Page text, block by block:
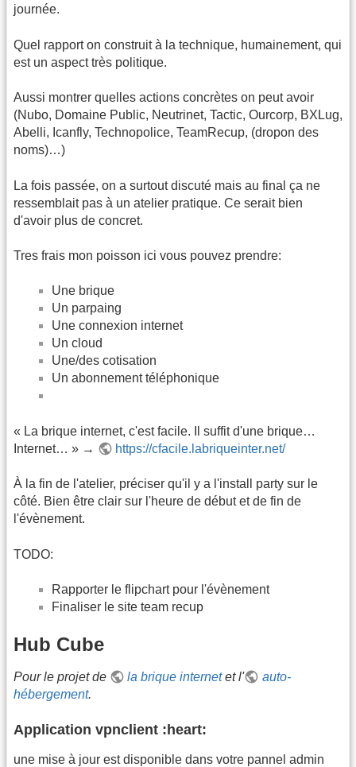
journée.
Quel rapport on construit à la technique, humainement, qui
est un aspect très politique.
Aussi montrer quelles actions concrètes on peut avoir
(Nubo, Domaine Public, Neutrinet, Tactic, Ourcorp, BXLug,
Abelli, Icanfly, Technopolice, TeamRecup, (dropon des
noms)…)
La fois passée, on a surtout discuté mais au final ça ne
ressemblait pas à un atelier pratique. Ce serait bien
d'avoir plus de concret.
Tres frais mon poisson ici vous pouvez prendre:
Une brique
Un parpaing
Une connexion internet
Un cloud
Une/des cotisation
Un abonnement téléphonique
« La brique internet, c'est facile. Il suffit d'une brique…
Internet… » →
https://cfacile.labriqueinter.net/
À la fin de l'atelier, préciser qu'il y a l'install party sur le
côté. Bien être clair sur l'heure de début et de fin de
l'évènement.
TODO:
Rapporter le flipchart pour l'évènement
Finaliser le site team recup
Hub Cube
Pour le projet de la brique internetet l'
auto-
hébergement.
Application vpnclient :heart:
une mise à jour est disponible dans votre pannel admin